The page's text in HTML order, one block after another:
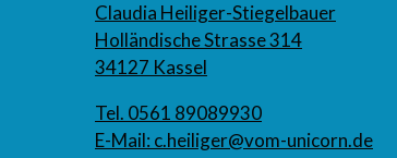
Claudia Heiliger-Stiegelbauer
Holländische Strasse 314
34127 Kassel
Tel. 0561 89089930
E-Mail: c.heiliger@vom-unicorn.de